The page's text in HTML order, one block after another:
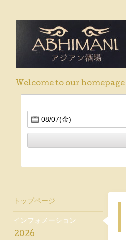
Welcome to our homepage
トップページ
インフォメーション
2026